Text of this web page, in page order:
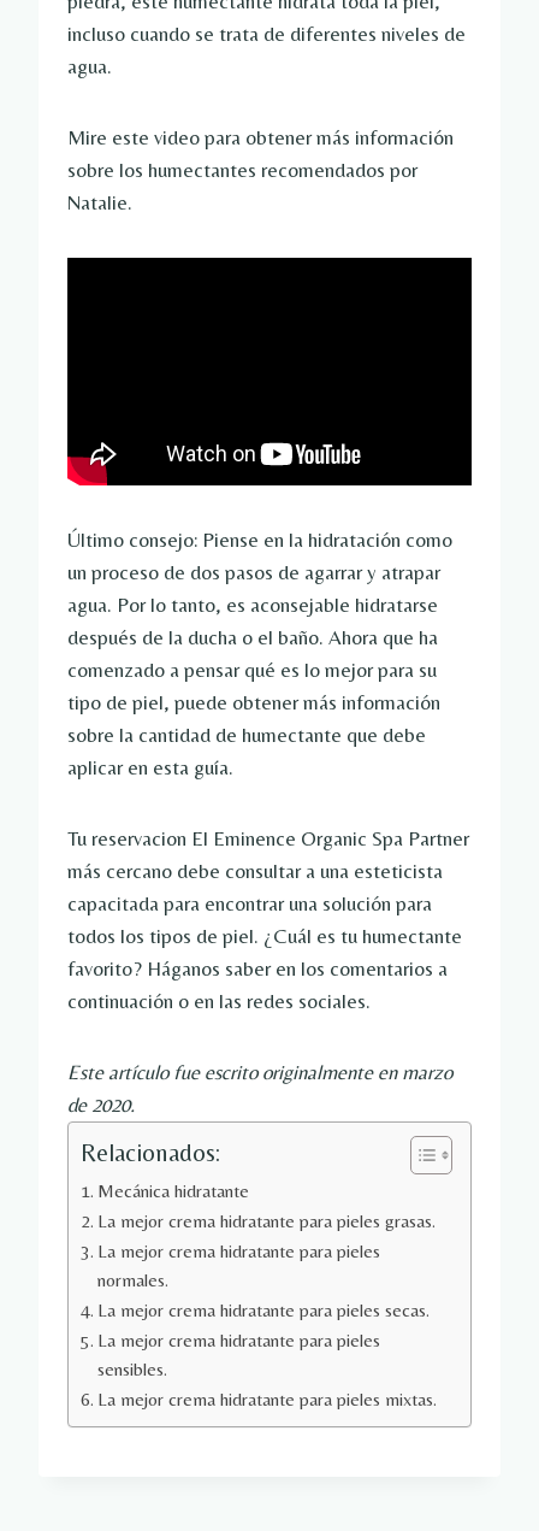
incluso cuando se trata de diferentes niveles de
agua.
Mire este video para obtener más información
sobre los humectantes recomendados por
Natalie.
Último consejo: Piense en la hidratación como
un proceso de dos pasos de agarrar y atrapar
agua. Por lo tanto, es aconsejable hidratarse
después de la ducha o el baño. Ahora que ha
comenzado a pensar qué es lo mejor para su
tipo de piel, puede obtener más información
sobre la cantidad de humectante que debe
aplicar en esta guía.
Tu reservacion El Eminence Organic Spa Partner
más cercano debe consultar a una esteticista
capacitada para encontrar una solución para
todos los tipos de piel. ¿Cuál es tu humectante
favorito? Háganos saber en los comentarios a
continuación o en las redes sociales.
Este artículo fue escrito originalmente en marzo
de 2020.
Relacionados:
Mecánica hidratante
La mejor crema hidratante para pieles grasas.
La mejor crema hidratante para pieles
normales.
La mejor crema hidratante para pieles secas.
La mejor crema hidratante para pieles
sensibles.
La mejor crema hidratante para pieles mixtas.